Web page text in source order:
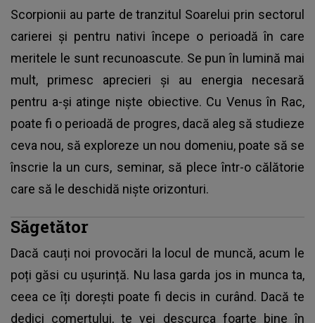
Scorpionii au parte de tranzitul Soarelui prin sectorul
carierei și pentru nativi începe o perioadă în care
meritele le sunt recunoascute. Se pun în lumină mai
mult, primesc aprecieri și au energia necesară
pentru a-și atinge niște obiective. Cu Venus în Rac,
poate fi o perioadă de progres, dacă aleg să studieze
ceva nou, să exploreze un nou domeniu, poate să se
înscrie la un curs, seminar, să plece într-o călătorie
care să le deschidă niște orizonturi.
Săgetător
Dacă cauți noi provocări la locul de muncă, acum le
poți găsi cu ușurință. Nu lasa garda jos in munca ta,
ceea ce îți dorești poate fi decis in curând. Dacă te
dedici comerțului, te vei descurca foarte bine în